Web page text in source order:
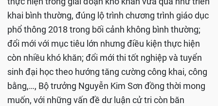
khai bình thường, đúng lộ trình chương trình giáo dục
phổ thông 2018 trong bối cảnh không bình thường;
đổi mới với mục tiêu lớn nhưng điều kiện thực hiện
còn nhiều khó khăn; đổi mới thi tốt nghiệp và tuyển
sinh đại học theo hướng tăng cường công khai, công
bằng,…, Bộ trưởng Nguyễn Kim Sơn đồng thời mong
muốn, với những vấn đề dư luận cử tri còn băn